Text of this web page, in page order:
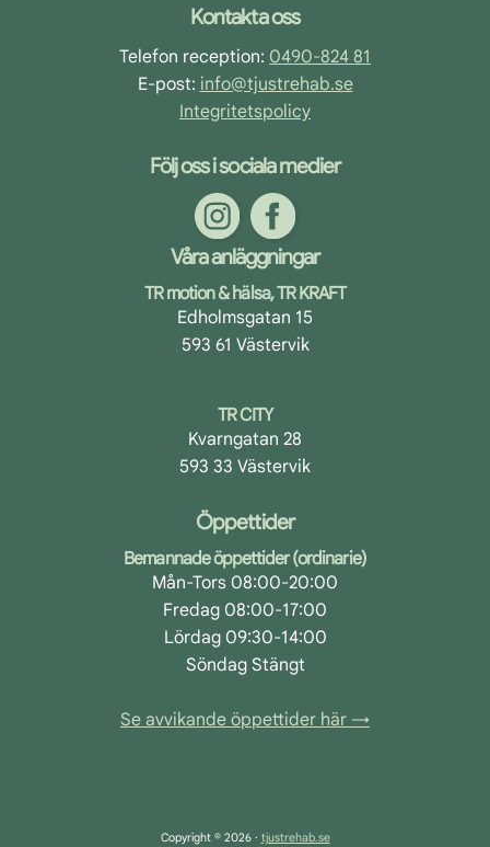
Footer
Kontakta oss
Telefon reception: 0490-824 81
E-post: info@tjustrehab.se
Integritetspolicy
Följ oss i sociala medier
Våra anläggningar
TR motion & hälsa, TR KRAFT
Edholmsgatan 15
593 61 Västervik
TR CITY
Kvarngatan 28
593 33 Västervik
Öppettider
Bemannade öppettider (ordinarie)
Mån-Tors 08:00-20:00
Fredag 08:00-17:00
Lördag 09:30-14:00
Söndag Stängt
Se avvikande öppettider här →
Copyright © 2026 · tjustrehab.se